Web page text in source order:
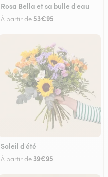
Rosa Bella et sa bulle d'eau
À partir de 53€95
Soleil d'été
À partir de 39€95